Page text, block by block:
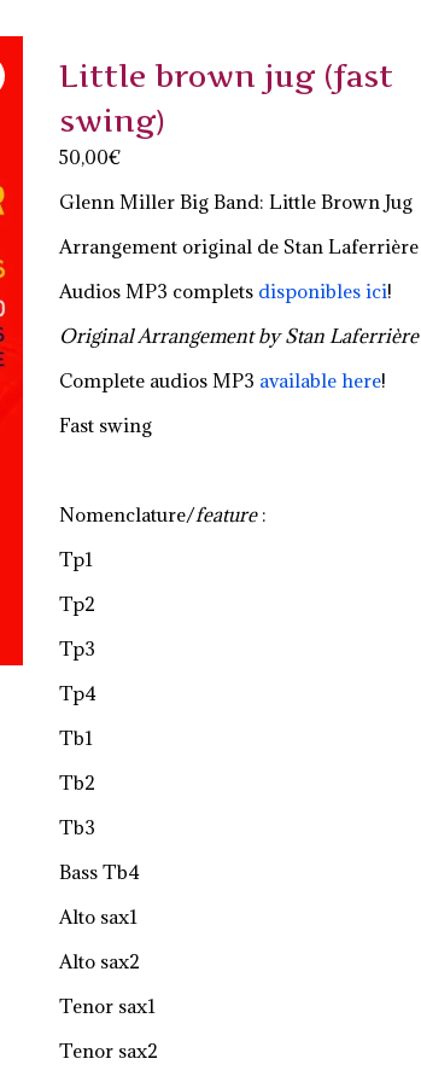
Little brown jug (fast
swing)
50,00€
Glenn Miller Big Band: Little Brown Jug
Arrangement original de Stan Laferrière
Audios MP3 complets disponibles ici!
Original Arrangement by Stan Laferrière
Complete audios MP3 available here!
Fast swing
Nomenclature/feature:
Tp1
Tp2
Tp3
Tp4
Tb1
Tb2
Tb3
Bass Tb4
Alto sax1
Alto sax2
Tenor sax1
Tenor sax2